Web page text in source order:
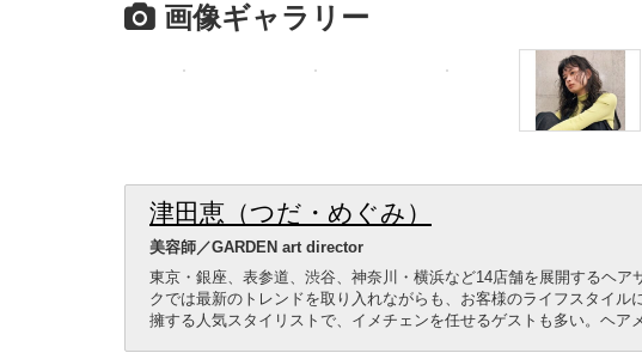
画像ギャラリー
津田恵（つだ・めぐみ）
美容師／GARDEN art director
東京・銀座、表参道、渋谷、神奈川・横浜など14店舗を展開するヘ
クでは最新のトレンドを取り入れながらも、お客様のライフスタイ
擁する人気スタイリストで、イメチェンを任せるゲストも多い。ヘア